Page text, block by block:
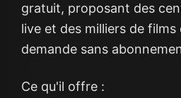
gratuit, proposant des
live et des milliers de films
demande sans
Ce qu'il offre :